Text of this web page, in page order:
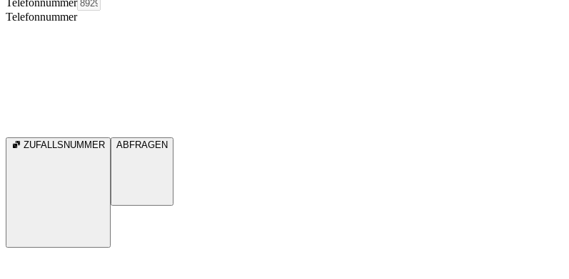
Telefonnummer
ZUFALLSNUMMER ABFRAGEN